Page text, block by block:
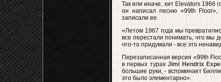
Так или иначе, хит Elevators 1966
он написал песню «99th Floor»,
записали ее.
«Летом 1967 года мы
все перестали понимать, что
что-то придумали - все это
Перезаписанная версия «99th
в первых турахJimi Hendrix
большие руки, - вспоминает
это было элементарно».